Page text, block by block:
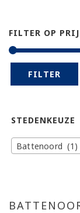
FILTER OP
FILTER
STEDENKEUZE
Battenoord (1)